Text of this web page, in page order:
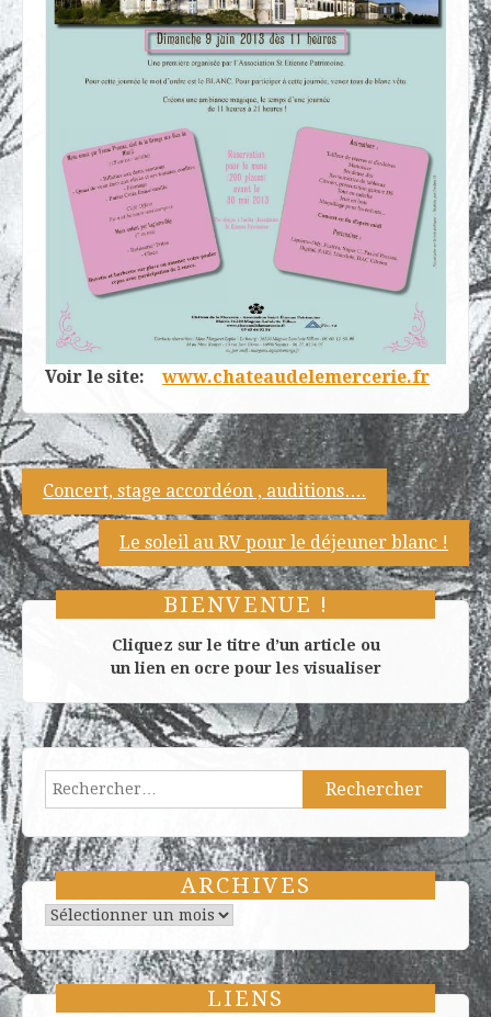
Voir le site: www.chateaudelemercerie.fr
Navigation
de
l’article
Concert, stage accordéon , auditions….
Le soleil au RV pour le déjeuner blanc !
BIENVENUE !
Cliquez sur le titre d’un article ou
un lien en ocre pour les visualiser
Rechercher :
ARCHIVES
Archives
LIENS